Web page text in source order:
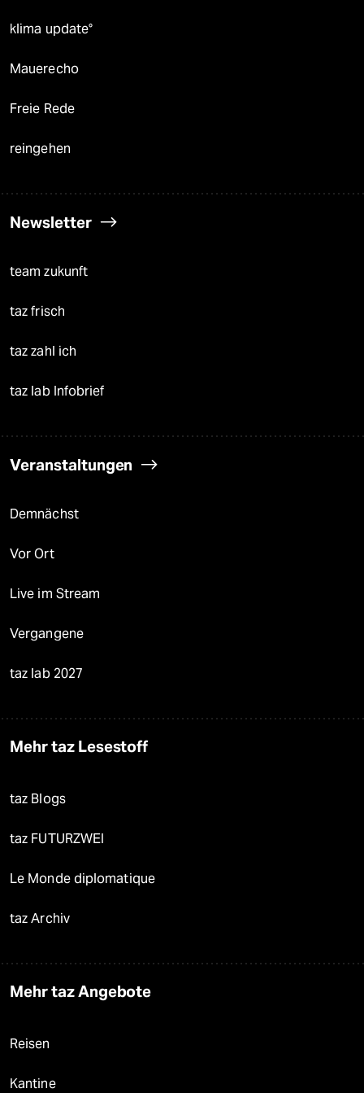
klima update°
Mauerecho
Freie Rede
reingehen
Newsletter
team zukunft
taz frisch
taz zahl ich
taz lab Infobrief
Veranstaltungen
Demnächst
Vor Ort
Live im Stream
Vergangene
taz lab 2027
Mehr taz Lesestoff
taz Blogs
taz FUTURZWEI
Le Monde diplomatique
taz Archiv
Mehr taz Angebote
Reisen
Kantine